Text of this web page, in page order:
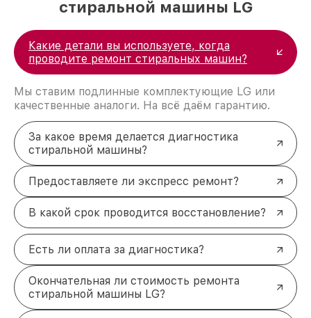
стиральной машины LG
Какие детали вы используете, когда
проводите ремонт стиральных машин?
Мы ставим подлинные комплектующие LG или
качественные аналоги. На всё даём гарантию.
За какое время делается диагностика
стиральной машины?
Предоставляете ли экспресс ремонт?
В какой срок проводится восстановление?
Есть ли оплата за диагностика?
Окончательная ли стоимость ремонта
стиральной машины LG?